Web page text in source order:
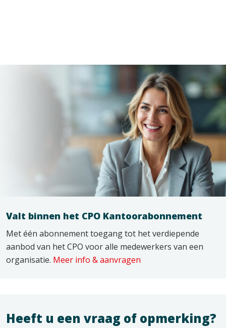
Valt binnen het CPO Kantoorabonnement
Met één abonnement toegang tot het verdiepende
aanbod van het CPO voor alle medewerkers van een
organisatie. Meer info & aanvragen
Heeft u een vraag of opmerking?